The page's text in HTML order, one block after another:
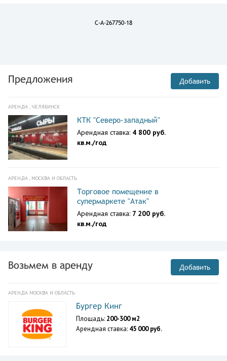
C-A-267750-18
Предложения Добавить
АРЕНДА , ЧЕЛЯБИНСК
КТК "Северо-западный"
Арендная ставка: 4 800 руб.
кв.м./год
АРЕНДА , МОСКВА И ОБЛАСТЬ
Торговое помещение в
супермаркете "Атак"
Арендная ставка: 7 200 руб.
кв.м./год
Возьмем в аренду Добавить
АРЕНДА МОСКВА И ОБЛАСТЬ
Бургер Кинг
Площадь: 200-300 м2
Арендная ставка: 45 000 руб.